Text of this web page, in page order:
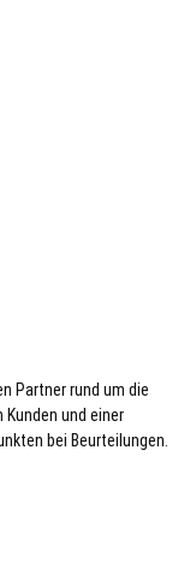
Partner rund um die
und einer
bei Beurteilungen.